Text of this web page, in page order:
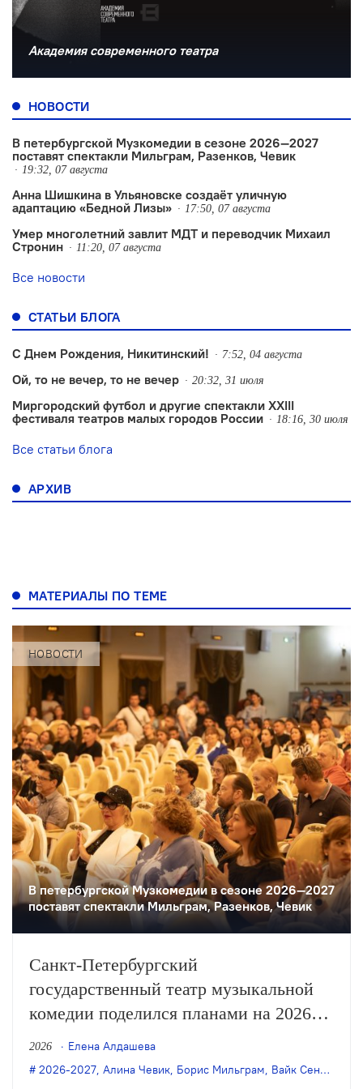
Академия современного театра
НОВОСТИ
В петербургской Музкомедии в сезоне 2026—2027
поставят спектакли Мильграм, Разенков, Чевик
19:32, 07 августа
Анна Шишкина в Ульяновске создаëт уличную
адаптацию «Бедной Лизы»
17:50, 07 августа
Умер многолетний завлит МДТ и переводчик Михаил
Стронин
11:20, 07 августа
Все новости
СТАТЬИ БЛОГА
С Днем Рождения, Никитинский! 7:52, 04 августа
Ой, то не вечер, то не вечер 20:32, 31 июля
Миргородский футбол и другие спектакли XXIII
фестиваля театров малых городов России
18:16, 30 июля
Все статьи блога
АРХИВ
МАТЕРИАЛЫ ПО ТЕМЕ
НОВОСТИ
В петербургской Музкомедии в сезоне 2026—2027
поставят спектакли Мильграм, Разенков, Чевик
Санкт-Петербургский
государственный театр музыкальной
комедии поделился планами на 2026
и 2027 годы, в числе которых —
премьеры постановок Бориса
2026
Елена Алдашева
2026-2027, Алина Чевик, Борис Мильграм, Вайк Сенте